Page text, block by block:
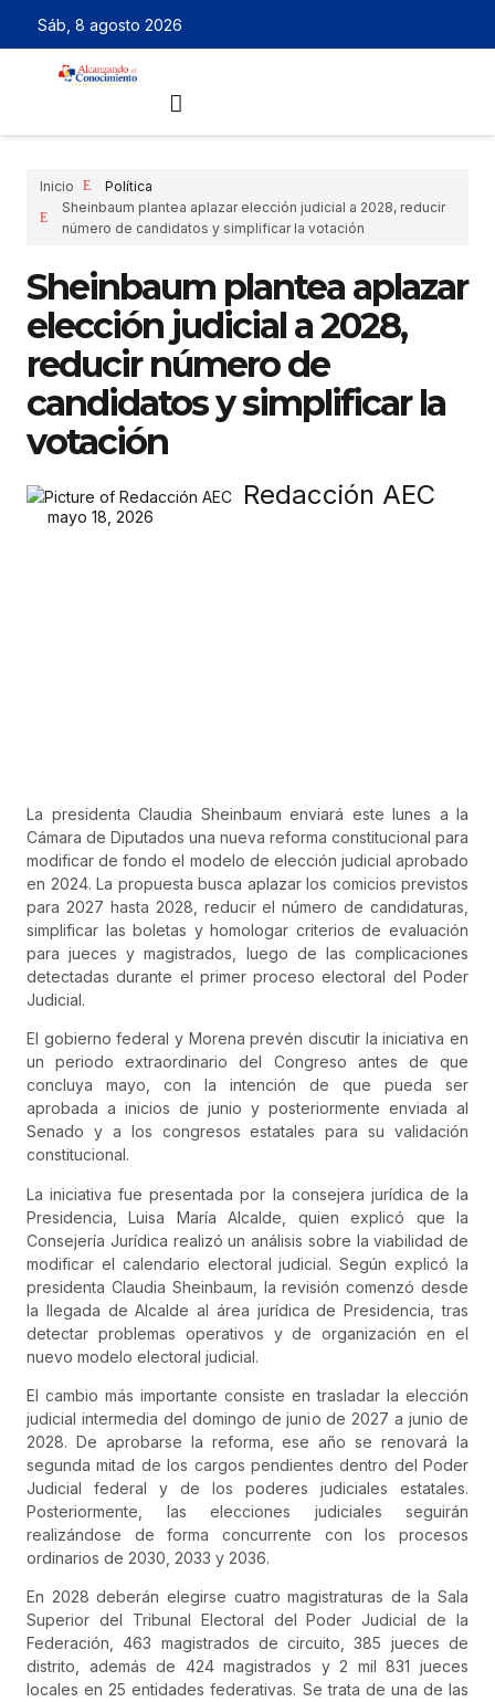
Sáb, 8 agosto 2026
Inicio
Política
Sheinbaum plantea aplazar elección judicial a 2028, reducir
número de candidatos y simplificar la votación
Sheinbaum plantea aplazar
elección judicial a 2028,
reducir número de
candidatos y simplificar la
votación
Redacción AEC
mayo 18, 2026
La presidenta Claudia Sheinbaum enviará este lunes a la
Cámara de Diputados una nueva reforma constitucional para
modificar de fondo el modelo de elección judicial aprobado
en 2024. La propuesta busca aplazar los comicios previstos
para 2027 hasta 2028, reducir el número de candidaturas,
simplificar las boletas y homologar criterios de evaluación
para jueces y magistrados, luego de las complicaciones
detectadas durante el primer proceso electoral del Poder
Judicial.
El gobierno federal y Morena prevén discutir la iniciativa en
un periodo extraordinario del Congreso antes de que
concluya mayo, con la intención de que pueda ser
aprobada a inicios de junio y posteriormente enviada al
Senado y a los congresos estatales para su validación
constitucional.
La iniciativa fue presentada por la consejera jurídica de la
Presidencia,Luisa María Alcalde , quien explicó que la
Consejería Jurídica realizó un análisis sobre la viabilidad de
modificar el calendario electoral judicial. Según explicó la
presidenta Claudia Sheinbaum, la revisión comenzó desde
la llegada de Alcalde al área jurídica de Presidencia, tras
detectar problemas operativos y de organización en el
nuevo modelo electoral judicial.
El cambio más importante consiste en trasladar la elección
judicial intermedia del domingo de junio de 2027 a junio de
2028. De aprobarse la reforma, ese año se renovará la
segunda mitad de los cargos pendientes dentro del Poder
Judicial federal y de los poderes judiciales estatales.
Posteriormente, las elecciones judiciales seguirán
realizándose de forma concurrente con los procesos
ordinarios de 2030, 2033 y 2036.
En 2028 deberán elegirse cuatro magistraturas de la Sala
Superior del Tribunal Electoral del Poder Judicial de la
Federación, 463 magistrados de circuito, 385 jueces de
distrito, además de 424 magistrados y 2 mil 831 jueces
locales en 25 entidades federativas. Se trata de una de las